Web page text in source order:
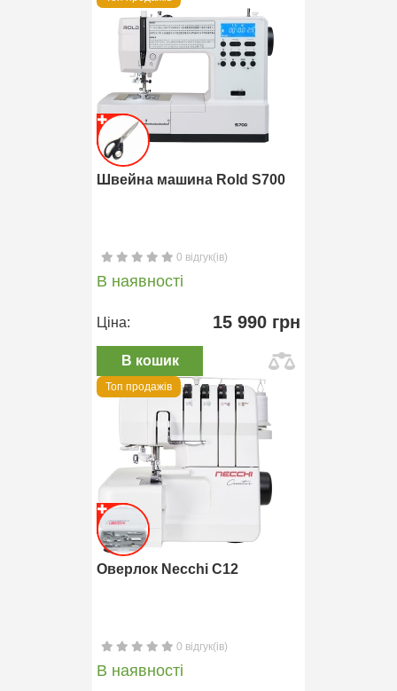
Швейна машина Rold S700
0 відгук(ів)
В наявності
Ціна: 15 990 грн
В кошик
Топ продажів
Оверлок Necchi C12
0 відгук(ів)
В наявності